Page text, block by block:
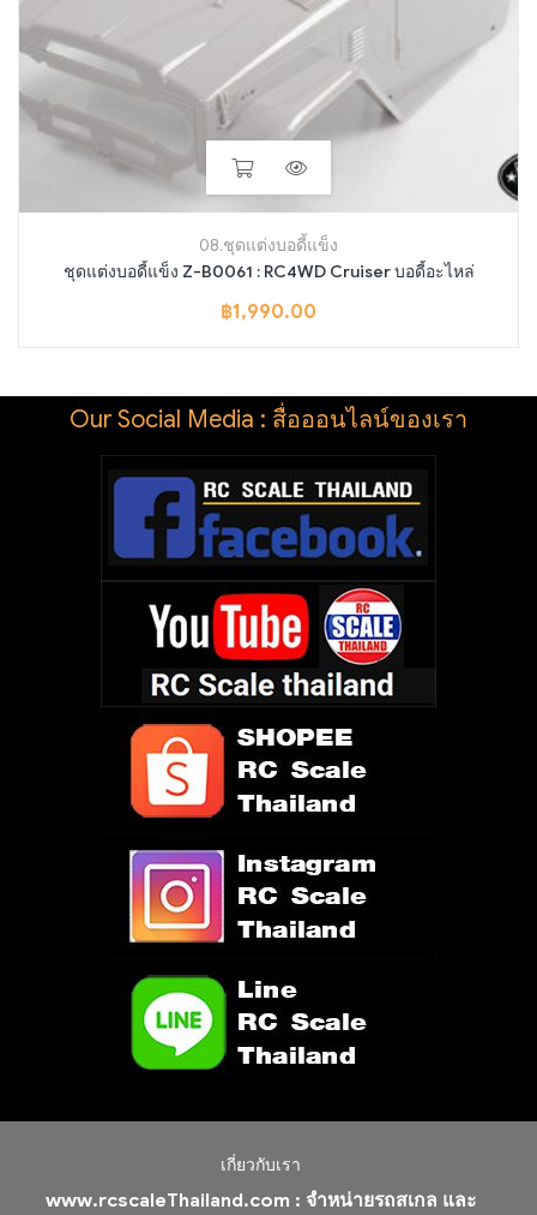
08.ชุดแต่งบอดี้แข็ง
ชุดแต่งบอดี้แข็ง Z-B0061 : RC4WD Cruiser บอดี้อะไหล่
฿1,990.00
Our Social Media : สื่อออนไลน์ของเรา
เกี่ยวกับเรา
www.rcscaleThailand.com : จำหน่ายรถสเกล และ